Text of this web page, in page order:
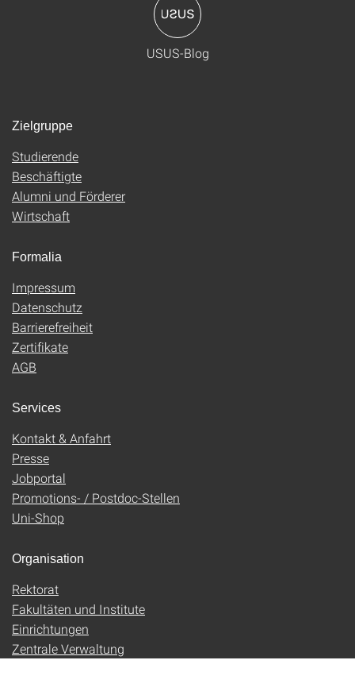
USUS-Blog
Zielgruppe
Studierende
Beschäftigte
Alumni und Förderer
Wirtschaft
Formalia
Impressum
Datenschutz
Barrierefreiheit
Zertifikate
AGB
Services
Kontakt & Anfahrt
Presse
Jobportal
Promotions- / Postdoc-Stellen
Uni-Shop
Organisation
Rektorat
Fakultäten und Institute
Einrichtungen
Zentrale Verwaltung